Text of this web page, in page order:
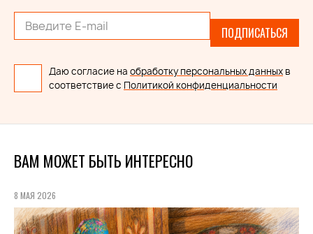
ПОДПИСАТЬСЯ
Даю согласие на обработку персональных данных в
соответствие с Политикой конфиденциальности
ВАМ МОЖЕТ БЫТЬ ИНТЕРЕСНО
8 МАЯ 2026